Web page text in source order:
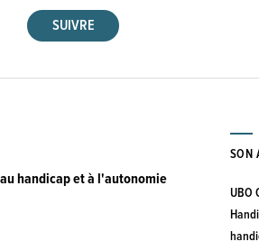
handicap et à l'autonomie
SON
UBO